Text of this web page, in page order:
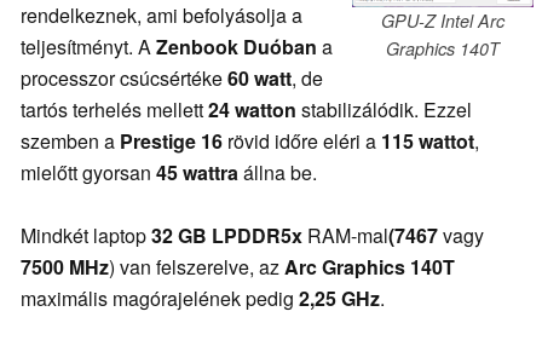
GPU-Z Intel Arc
Graphics 140T
rendelkeznek, ami befolyásolja a
teljesítményt. AZenbook Duóban a
processzor csúcsértéke60 watt, de
tartós terhelés mellett24 watton stabilizálódik. Ezzel
szemben a Prestige 16 rövid időre eléri a 115 wattot,
mielőtt gyorsan 45 wattraállna be.
Mindkét laptop32 GB LPDDR5x RAM-mal(7467vagy
7500 MHz) van felszerelve, azArc Graphics 140T
maximális magórajelének pedig 2,25 GHz.